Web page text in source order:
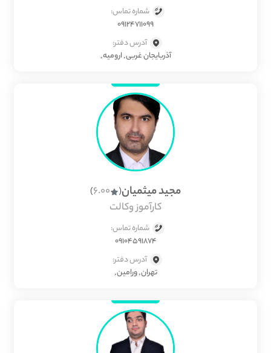
شماره تماس:
09124711099
آدرس دفتر:
آذربایجان غربی, ارومیه,
مجید میثمیان(
6.00
)
کارآموز وکالت
شماره تماس:
09104591874
آدرس دفتر:
تهران, ورامین,